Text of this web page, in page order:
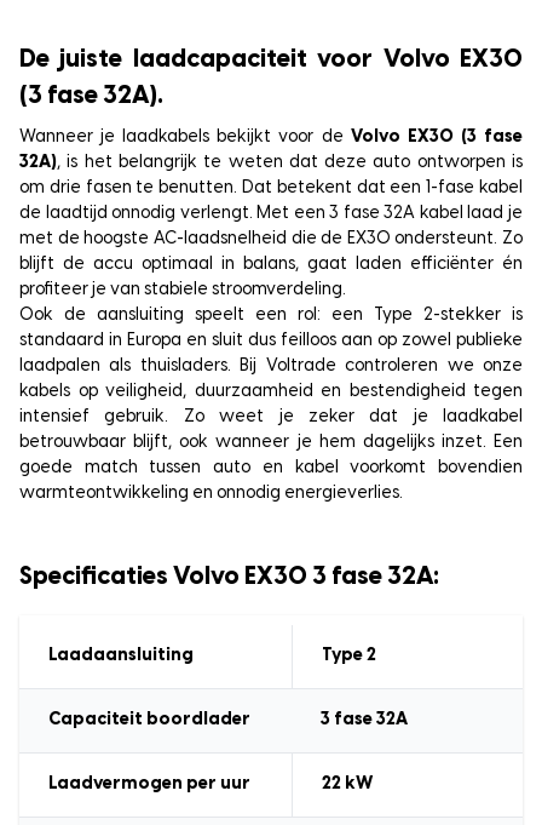
De juiste laadcapaciteit voor Volvo EX30
(3 fase 32A).
Wanneer je laadkabels bekijkt voor de Volvo EX30 (3 fase
32A), is het belangrijk te weten dat deze auto ontworpen is
om drie fasen te benutten. Dat betekent dat een 1-fase kabel
de laadtijd onnodig verlengt. Met een 3 fase 32A kabel laad je
met de hoogste AC-laadsnelheid die de EX30 ondersteunt. Zo
blijft de accu optimaal in balans, gaat laden efficiënter én
profiteer je van stabiele stroomverdeling.
Ook de aansluiting speelt een rol: een Type 2-stekker is
standaard in Europa en sluit dus feilloos aan op zowel publieke
laadpalen als thuisladers. Bij Voltrade controleren we onze
kabels op veiligheid, duurzaamheid en bestendigheid tegen
intensief gebruik. Zo weet je zeker dat je laadkabel
betrouwbaar blijft, ook wanneer je hem dagelijks inzet. Een
goede match tussen auto en kabel voorkomt bovendien
warmteontwikkeling en onnodig energieverlies.
Specificaties Volvo EX30 3 fase 32A:
Laadaansluiting Type 2
Capaciteit boordlader 3 fase 32A
Laadvermogen per uur 22 kW